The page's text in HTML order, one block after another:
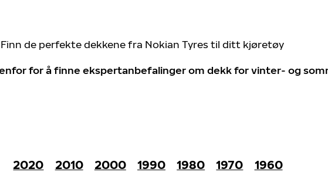
Finn de perfekte dekkene fra Nokian Tyres til ditt kjøretøy
for å finne ekspertanbefalinger om dekk for vinter- og
2020 2010 2000 1990 1980 1970
1960